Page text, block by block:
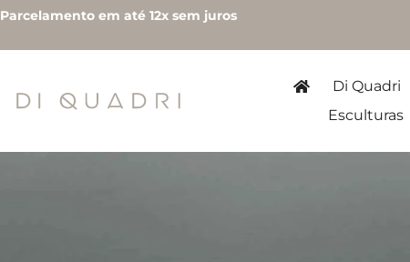
Parcelamento em até 12x sem juros
Di Quadri
Esculturas